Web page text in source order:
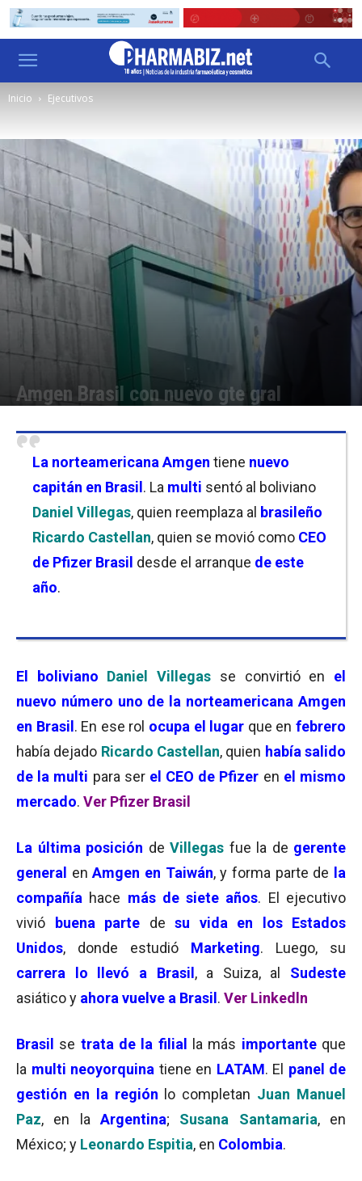
Inicio Ejecutivos
Amgen Brasil con nuevo gte gral
La norteamericana Amgen tiene nuevo
capitán en Brasil . La multi sentó al boliviano
Daniel Villegas, quien reemplaza al brasileño
Ricardo Castellan, quien se movió como CEO
de Pfizer Brasil desde el arranque de este
año.
El boliviano Daniel Villegas se convirtió en el
nuevo número uno de la norteamericana Amgen
en Brasil . En ese rol ocupa el lugar que enfebrero
había dejado Ricardo Castellan, quien había salido
de la multi para ser el CEO de Pfizer en el mismo
mercado. Ver Pfizer Brasil
La última posición de Villegas fue la de gerente
general enAmgen en Taiwán, y forma parte de
la
compañía hace más de siete años. El ejecutivo
vivió buena parte de su vida en los Estados
Unidos, donde estudió Marketing. Luego, su
carrera lo llevó a Brasil , a Suiza, al Sudeste
asiático y ahora vuelve a Brasil . Ver Linkedl n
Brasil se trata de la filial la más importante que
la multi neoyorquina tiene en LATAM. El panel de
gestión en la región
lo completan Juan Manuel
Paz, en la Argentina; Susana Santamaria, en
México; y Leonardo Espitia, en Colombia.